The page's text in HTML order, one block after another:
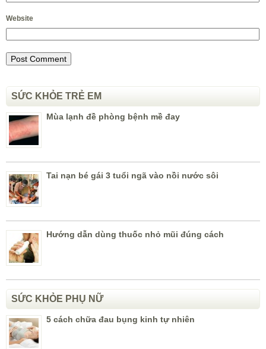
Website
SỨC KHỎE TRẺ EM
Mùa lạnh đề phòng bệnh mề đay
Tai nạn bé gái 3 tuổi ngã vào nồi nước sôi
Hướng dẫn dùng thuốc nhỏ mũi đúng cách
SỨC KHỎE PHỤ NỮ
5 cách chữa đau bụng kinh tự nhiên